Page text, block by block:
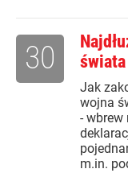
świata
Jak
wojna
- wbrew
m.in.
30